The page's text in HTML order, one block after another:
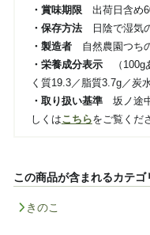
・賞味期限 出荷日含め
・保存方法
日陰で湿気
・製造者 自然農園つち
・栄養成分表示（100g
く質19.3／脂質3.7g／炭
・取り扱い基準坂ノ途中
しくはこちらをご覧くだ
この商品が含まれるカテゴ
きのこ